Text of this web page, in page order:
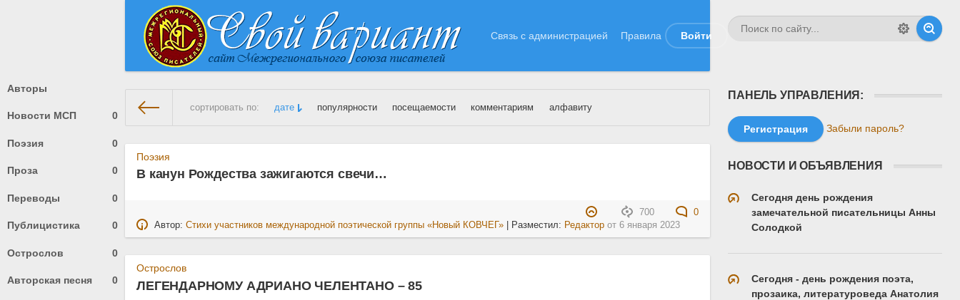
Связь с администрацией Правила Войти
Авторы
Новости МСП 0
Поэзия 0
Проза 0
Переводы 0
Публицистика 0
Острослов 0
Авторская песня 0
сортировать по: дате популярности посещаемости комментариям алфавиту
На главную» Материалы за 06.01.2023
Поэзия
В канун Рождества зажигаются свечи…
700
0
Автор:Стихи участников международной поэтической группы «Новый КОВЧЕГ» | Разместил: Редактор от6 января 2023
Острослов
ЛЕГЕНДАРНОМУ АДРИАНО ЧЕЛЕНТАНО – 85
ПАНЕЛЬ УПРАВЛЕНИЯ:
Регистрация Забыли пароль?
НОВОСТИ И ОБЪЯВЛЕНИЯ
Сегодня день рождения
замечательной писательницы Анны
Солодкой
Сегодня - день рождения поэта,
прозаика, литературоведа Анатолия